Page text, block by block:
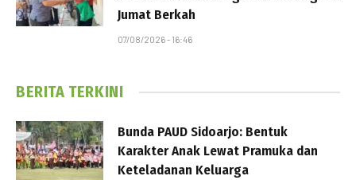
Jumat Berkah
07/08/2026 - 16:46
BERITA TERKINI
Bunda PAUD Sidoarjo: Bentuk
Karakter Anak Lewat Pramuka dan
Keteladanan Keluarga